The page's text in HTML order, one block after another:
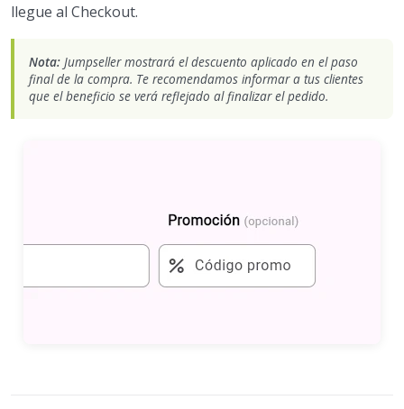
llegue al Checkout.
Nota: Jumpseller mostrará el descuento aplicado en el paso
final de la compra. Te recomendamos informar a tus clientes
que el beneficio se verá reflejado al finalizar el pedido.